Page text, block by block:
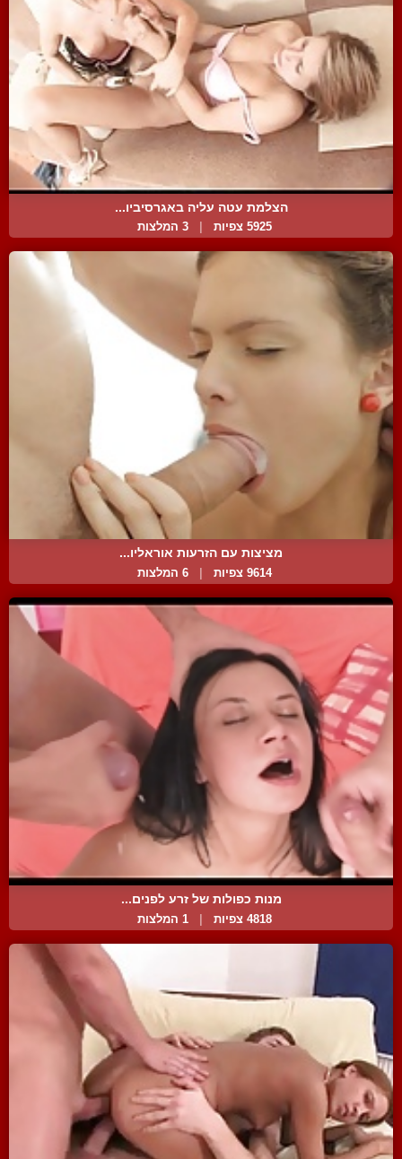
הצלמת עטה עליה באגרסיביו...
5925 צפיות 3 המלצות
מציצות עם הזרעות אוראליו...
9614 צפיות 6 המלצות
מנות כפולות של זרע לפנים...
4818 צפיות 1 המלצות